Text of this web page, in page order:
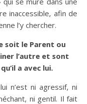
inaccessible, afin de
l’y chercher.
soit le Parent ou
l’autre et sont
a avec lui.
n’est ni agressif, ni
ni gentil. Il fait